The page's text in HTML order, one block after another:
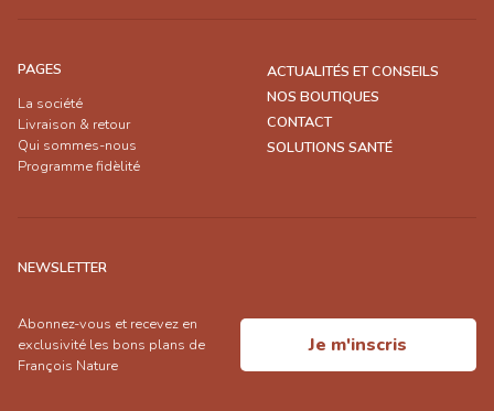
PAGES
La société
Livraison & retour
Qui sommes-nous
Programme fidèlité
ACTUALITÉS ET CONSEILS
NOS BOUTIQUES
CONTACT
SOLUTIONS SANTÉ
NEWSLETTER
Abonnez-vous et recevez en
exclusivité les bons plans de
François Nature
Je m'inscris